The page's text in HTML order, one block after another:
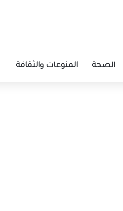
الصحة المنوعات والثقافة